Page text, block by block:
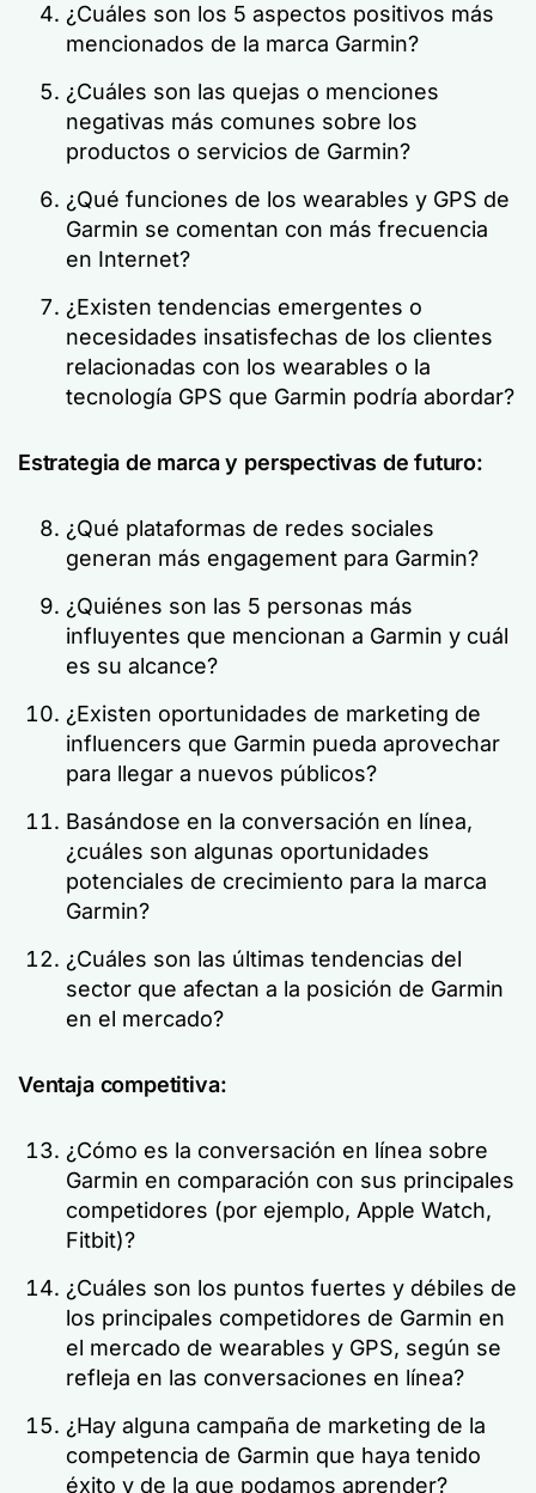
¿Cuáles son los 5 aspectos positivos más
mencionados de la marca Garmin?
¿Cuáles son las quejas o menciones
negativas más comunes sobre los
productos o servicios de Garmin?
¿Qué funciones de los wearables y GPS de
Garmin se comentan con más frecuencia
en Internet?
¿Existen tendencias emergentes o
necesidades insatisfechas de los clientes
relacionadas con los wearables o la
tecnología GPS que Garmin podría abordar?
Estrategia de marca y perspectivas de futuro:
¿Qué plataformas de redes sociales
generan más engagement para Garmin?
¿Quiénes son las 5 personas más
influyentes que mencionan a Garmin y cuál
es su alcance?
¿Existen oportunidades de marketing de
influencers que Garmin pueda aprovechar
para llegar a nuevos públicos?
Basándose en la conversación en línea,
¿cuáles son algunas oportunidades
potenciales de crecimiento para la marca
Garmin?
¿Cuáles son las últimas tendencias del
sector que afectan a la posición de Garmin
en el mercado?
Ventaja competitiva:
¿Cómo es la conversación en línea sobre
Garmin en comparación con sus principales
competidores (por ejemplo, Apple Watch,
Fitbit)?
¿Cuáles son los puntos fuertes y débiles de
los principales competidores de Garmin en
el mercado de wearables y GPS, según se
refleja en las conversaciones en línea?
¿Hay alguna campaña de marketing de la
competencia de Garmin que haya tenido
éxito y de la que podamos aprender?